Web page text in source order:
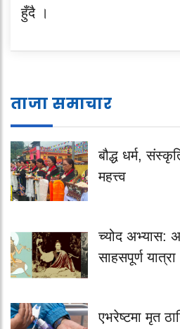
हुँदै ।
ताजा समाचार
बौद्ध धर्म,
महत्त्व
च्योद अभ्यास:
साहसपूर्ण यात्रा
एभरेष्टमा मृत